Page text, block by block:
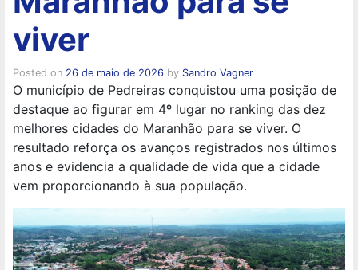
viver
Posted on 26 de maio de 2026 by Sandro Vagner
O município de Pedreiras conquistou uma posição de
destaque ao figurar em 4º lugar no ranking das dez
melhores cidades do Maranhão para se viver. O
resultado reforça os avanços registrados nos últimos
anos e evidencia a qualidade de vida que a cidade
vem proporcionando à sua população.